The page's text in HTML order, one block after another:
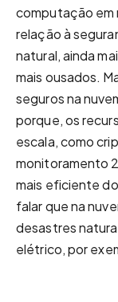
computação em
relação à
natural, ainda
mais ousados.
seguros na
porque, os
escala, como
monitoramento
mais eficiente
falar que na
desastres
elétrico, por